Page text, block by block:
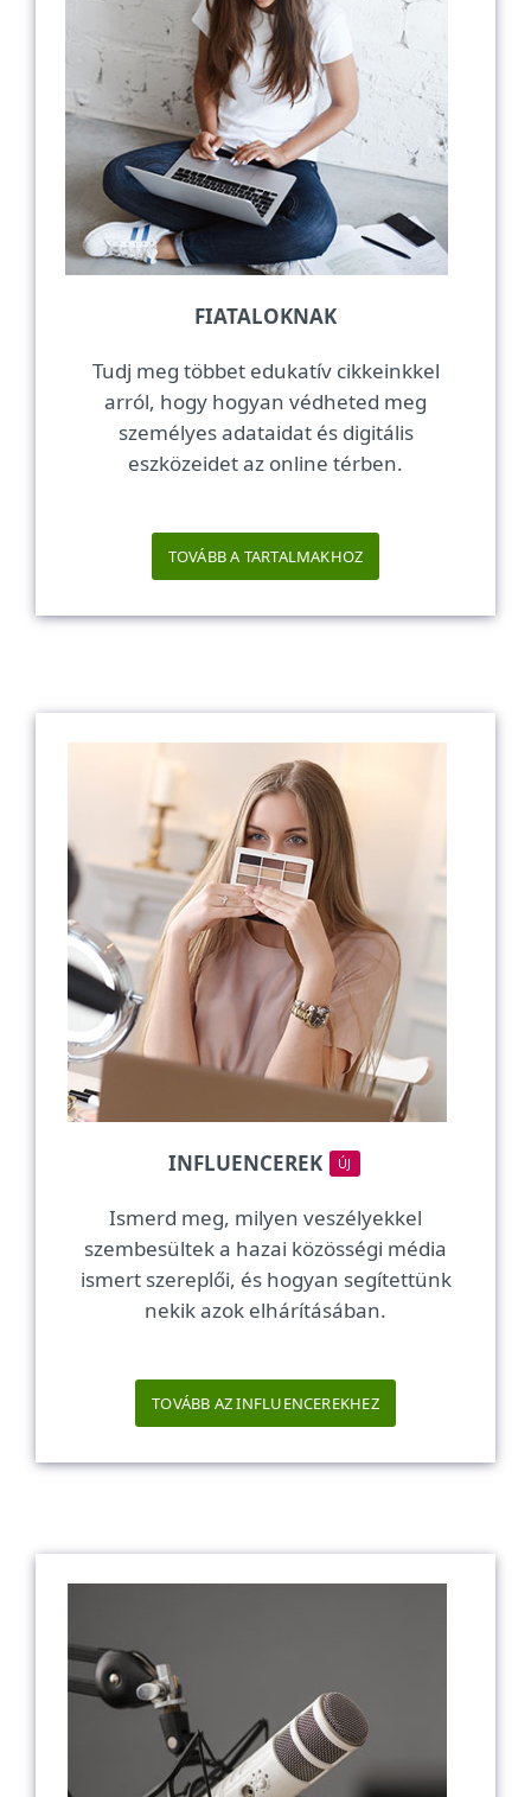
FIATALOKNAK
Tudj meg többet edukatív cikkeinkkel
arról, hogy hogyan védheted meg
személyes adataidat és digitális
eszközeidet az online térben.
TOVÁBB A TARTALMAKHOZ
INFLUENCEREK ÚJ
Ismerd meg, milyen veszélyekkel
szembesültek a hazai közösségi média
ismert szereplői, és hogyan segítettünk
nekik azok elhárításában.
TOVÁBB AZ INFLUENCEREKHEZ